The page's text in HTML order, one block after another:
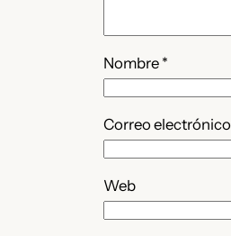
Nombre *
Correo electrónico
Web